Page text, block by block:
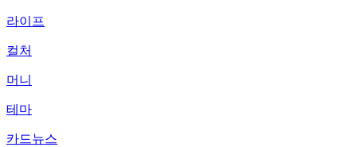
라이프
컬처
머니
테마
카드뉴스